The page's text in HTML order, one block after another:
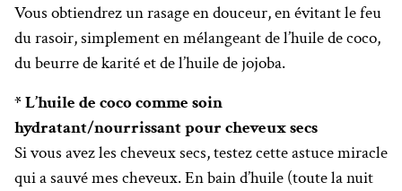
Vous obtiendrez un rasage en douceur, en évitant le feu
du rasoir, simplement en mélangeant de l’huile de coco,
du beurre de karité et de l’huile de jojoba.
* L’huile de coco comme soin
hydratant/nourrissant pour cheveux secs
Si vous avez les cheveux secs, testez cette astuce miracle
qui a sauvé mes cheveux. En bain d’huile (toute la nuit